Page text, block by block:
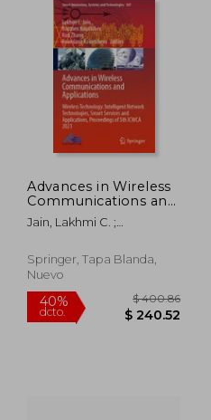
45%
dcto.
Advances in Wireless
Communications and
Applications: Wireless
Technology:
Technologies, Smart
Services and
Proceedi (en Inglés)
Jain, Lakhmi C. ;
Zhang, Kun
Springer, Tapa Blanda,
Nuevo